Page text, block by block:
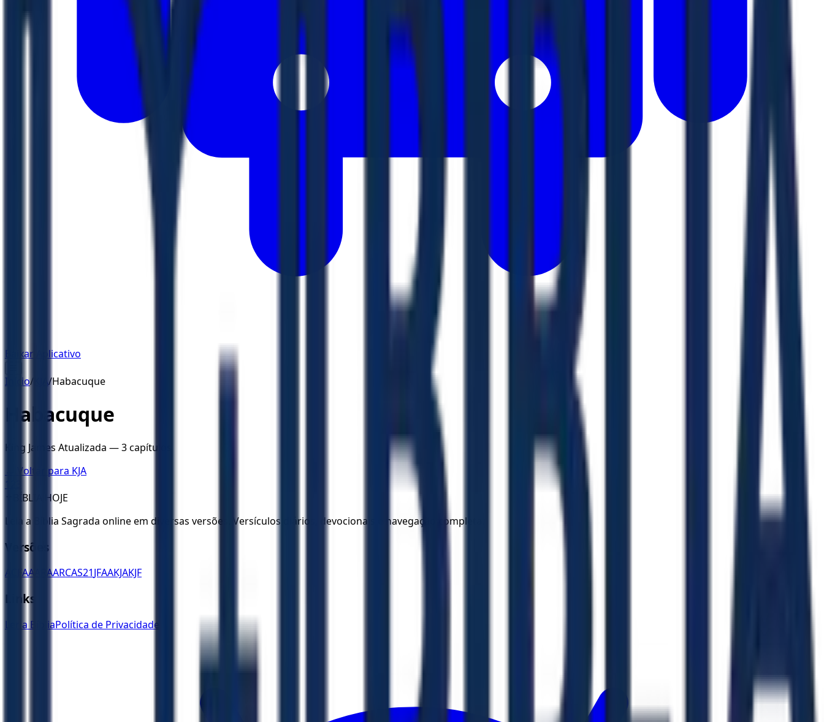
Baixar Aplicativo
Início/ KJA/Habacuque
Habacuque
King James Atualizada —3capítulos
← Voltar para KJA
1
BÍBLIA HOJE
Leia a Bíblia Sagrada online em diversas versões. Versículos diários, devocionais e navegação completa.
Versões
ACFAA ARAARCAS21JFAAKJAKJF
Links
Ler a BíbliaPolítica de Privacidade